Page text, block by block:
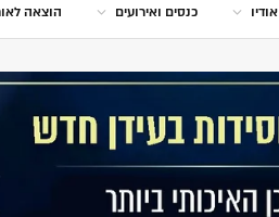
אודיו כנסים ואירועים הוצאה